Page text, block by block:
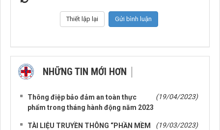
NHỮNG TIN MỚI HƠN
Thông điệp bảo đảm an toàn thực
phẩm trong tháng hành động năm 2023
(19/04/2023)
TÀI LIỆU TRUYỀN THÔNG “PHẦN MỀM
(19/03/2023)